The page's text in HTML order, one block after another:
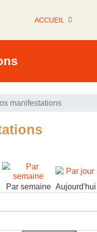
ACCUEIL
manifestations
Par semaine Aujourd'hui